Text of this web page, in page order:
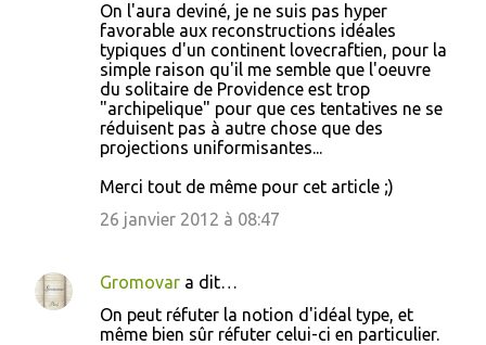
On l'aura deviné, je ne suis pas hyper
favorable aux reconstructions idéales
typiques d'un continent lovecraftien, pour la
simple raison qu'il me semble que l'oeuvre
du solitaire de Providence est trop
"archipelique" pour que ces tentatives ne se
réduisent pas à autre chose que des
projections uniformisantes...
Merci tout de même pour cet article ;)
26 janvier 2012 à 08:47
Gromovar a dit…
On peut réfuter la notion d'idéal type, et
même bien sûr réfuter celui-ci en particulier.